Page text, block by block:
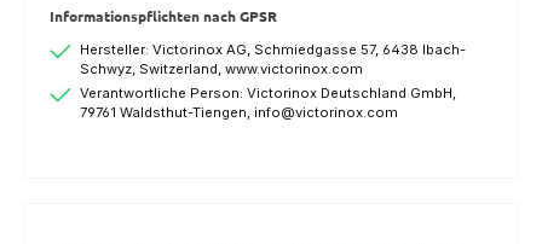
Informationspflichten nach GPSR
Hersteller: Victorinox AG, Schmiedgasse 57, 6438 Ibach-
Schwyz, Switzerland, www.victorinox.com
Verantwortliche Person: Victorinox Deutschland GmbH,
79761 Waldsthut-Tiengen, info@victorinox.com